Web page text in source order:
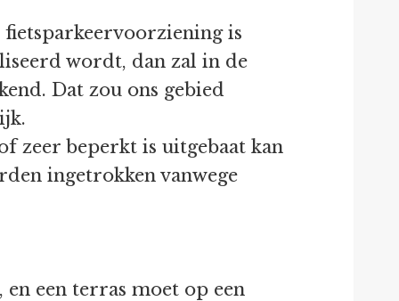
fietsparkeervoorziening is
wordt, dan zal in de
Dat zou ons gebied
zeer beperkt is uitgebaat kan
ingetrokken vanwege
een terras moet op een